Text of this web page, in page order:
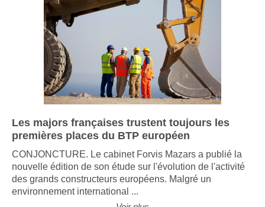
Les majors françaises trustent toujours les
premières places du BTP européen
CONJONCTURE. Le cabinet Forvis Mazars a publié la
nouvelle édition de son étude sur l'évolution de l'activité
des grands constructeurs européens. Malgré un